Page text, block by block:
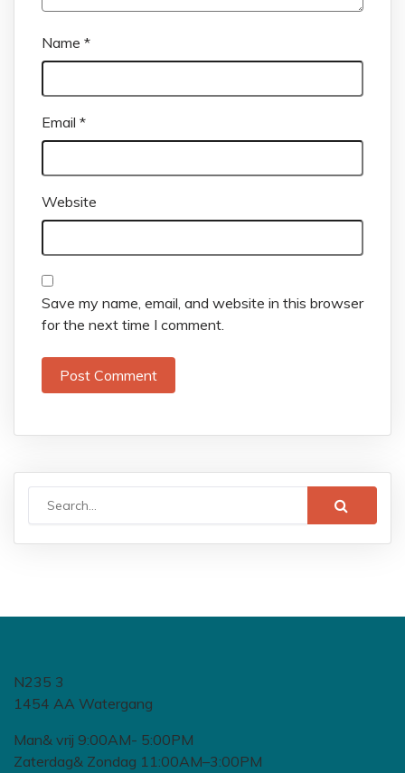
Name *
Email *
Website
Save my name, email, and website in this browser
for the next time I comment.
N235 3
1454 AA Watergang
Man& vrij 9:00AM- 5:00PM
Zaterdag& Zondag 11:00AM–3:00PM